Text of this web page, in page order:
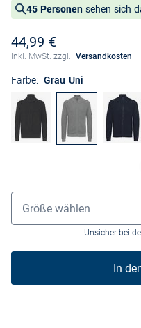
45 Personen sehen sich
44,99 €
Inkl. MwSt. zzgl. Versandkosten
Farbe: Grau Uni
Größenauswahl
Größe wählen
Unsicher bei
In